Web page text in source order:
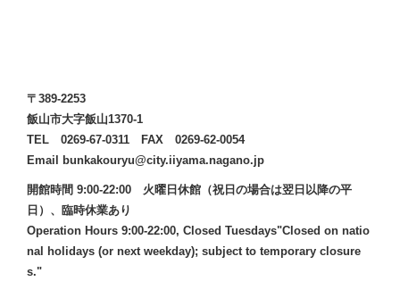
〒389-2253
飯山市大字飯山1370-1
TEL 0269-67-0311 FAX 0269-62-0054
Email bunkakouryu@city.iiyama.nagano.jp
開館時間 9:00-22:00 火曜日休館（祝日の場合は翌日以降の平
日）、臨時休業あり
Operation Hours 9:00-22:00, Closed Tuesdays"Closed on natio
nal holidays (or next weekday); subject to temporary closure
s."